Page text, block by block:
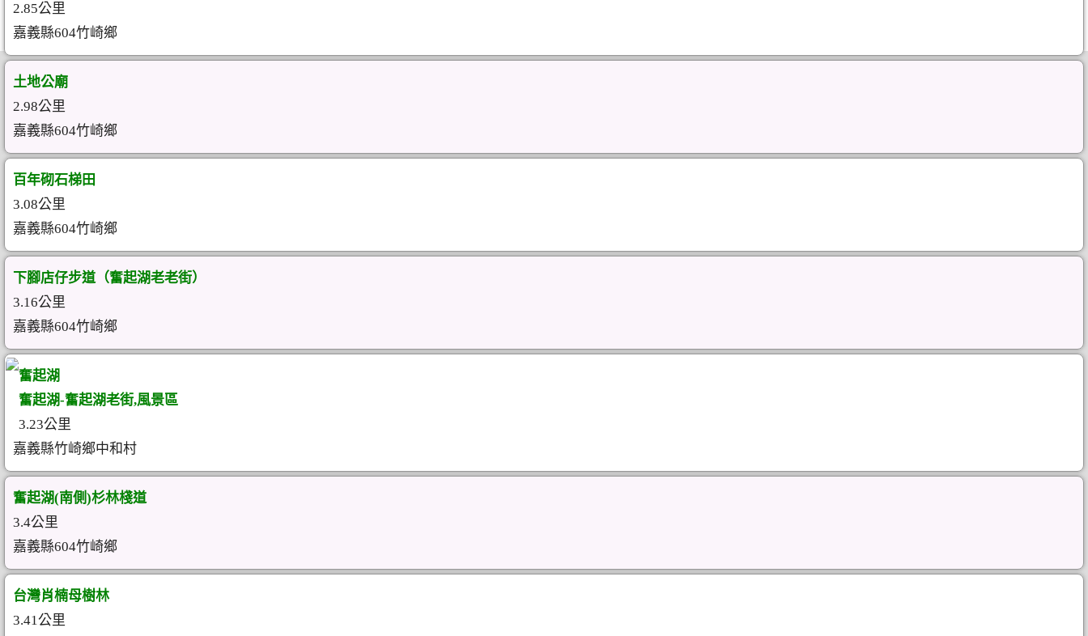
2.85公里
嘉義縣604竹崎鄉
土地公廟
2.98公里
嘉義縣604竹崎鄉
百年砌石梯田
3.08公里
嘉義縣604竹崎鄉
下腳店仔步道（奮起湖老老街）
3.16公里
嘉義縣604竹崎鄉
奮起湖
奮起湖-奮起湖老街,風景區
3.23公里
嘉義縣竹崎鄉中和村
奮起湖(南側)杉林棧道
3.4公里
嘉義縣604竹崎鄉
台灣肖楠母樹林
3.41公里